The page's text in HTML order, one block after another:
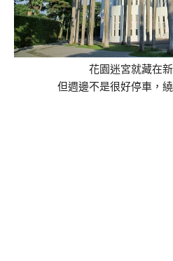
花園迷宮就藏在
但週邊不是很好停車，